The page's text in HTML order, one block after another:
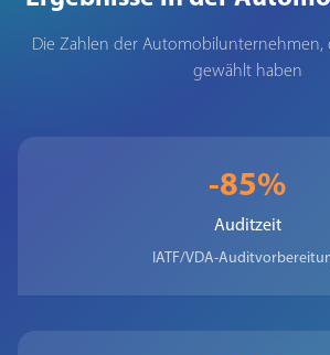
Die Zahlen der Automobilunternehmen,
gewählt haben
-85%
Auditzeit
IATF/VDA-